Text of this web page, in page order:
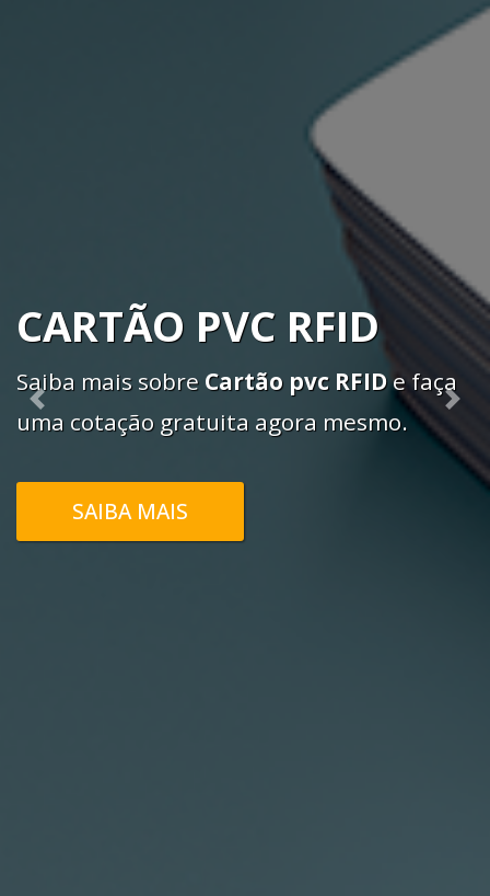
CARTÃO PVC RFID
Saiba mais sobre Cartão pvc RFIDe faça
uma cotação gratuita agora mesmo.
SAIBA MAIS
Previous Next